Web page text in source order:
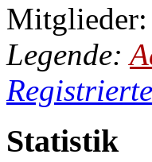
Legende:
Statistik